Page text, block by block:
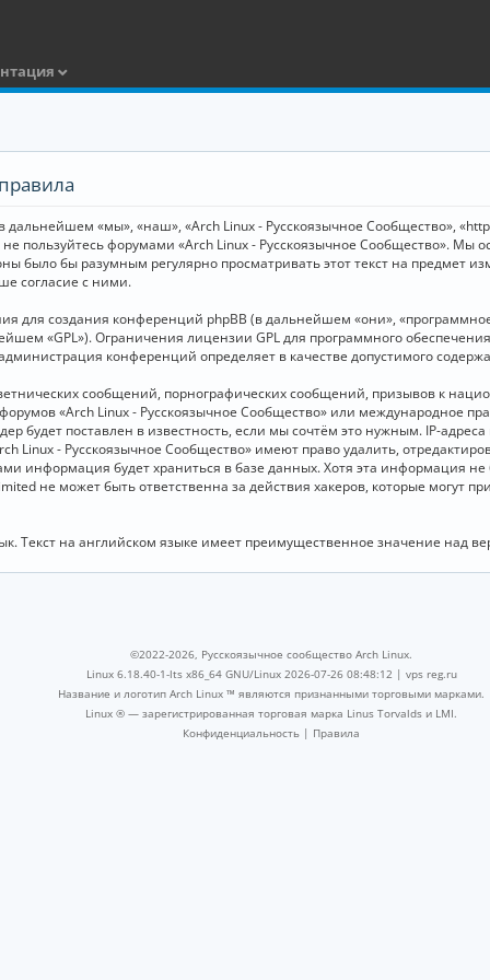
«мы», «наш», «Arch Linux - Русскоязычное Сообщество»,
пользуйтесь форумами «Arch Linux - Русскоязычное Сообщество». Мы
было бы разумным регулярно просматривать этот текст на предмет
согласие с ними.
создания конференций phpBB (в дальнейшем «они», «программное
«GPL»). Ограничения лицензии GPL для программного
конференций определяет в качестве допустимого
сообщений, порнографических сообщений, призывов к
«Arch Linux - Русскоязычное Сообщество» или международное
поставлен в известность, если мы сочтём это нужным. IP-
Linux - Русскоязычное Сообщество» имеют право удалить,
информация будет храниться в базе данных. Хотя эта информация
не может быть ответственна за действия хакеров, которые могут
Текст на английском языке имеет преимущественное значение над
©2022-2026, Русскоязычное сообщество Arch Linux.
Linux 6.18.40-1-lts x86_64 GNU/Linux 2026-07-26 08:48:12 | vps reg.ru
Название и логотип Arch Linux ™ являются признанными торговыми марками.
Linux ® — зарегистрированная торговая марка Linus Torvalds и LMI.
Конфиденциальность | Правила